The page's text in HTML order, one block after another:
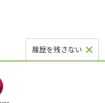
履歴を残さない